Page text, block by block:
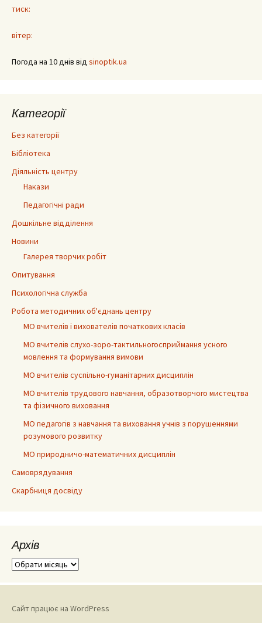
тиск:
вітер:
Погода на 10 днів від sinoptik.ua
Категорії
Без категорії
Бібліотека
Діяльність центру
Накази
Педагогічні ради
Дошкільне відділення
Новини
Галерея творчих робіт
Опитування
Психологічна служба
Робота методичних об'єднань центру
МО вчителів і вихователів початкових класів
МО вчителів слухо-зоро-тактильногосприймання усного
мовлення та формування вимови
МО вчителів суспільно-гуманітарних дисциплін
МО вчителів трудового навчання, образотворчого мистецтва
та фізичного виховання
МО педагогів з навчання та виховання учнів з порушеннями
розумового розвитку
МО природничо-математичних дисциплін
Самоврядування
Скарбниця досвіду
Архів
Архів
Сайт працює на WordPress